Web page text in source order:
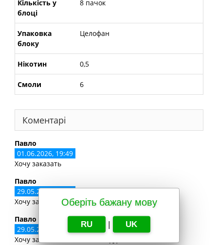
Оберіть бажану мову
RU | UK
Кількість у
блоці
8 пачок
Упаковка
блоку
Целофан
Нікотин 0,5
Смоли 6
Коментарі
Павло
01.06.2026, 19:49
Хочу заказать
Павло
29.05.2026, 19:03
Хочу замовить в Київ в 33 відділеня
Павло
29.05.2026, 19:00
Хочу замовить в Київ в 33 відділеня